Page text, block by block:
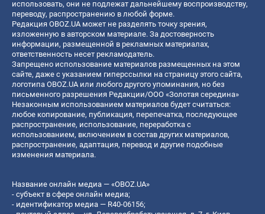
использовать, они не подлежат дальнейшему воспроизводству,
переводу, распространению в любой форме.
Редакция OBOZ.UA может не разделять точку зрения,
изложенную в авторском материале. За достоверность
информации, размещенной в рекламных материалах,
ответственность несет рекламодатель.
Запрещено использование материалов размещенных на этом
сайте, даже с указанием гиперссылки на страницу этого сайта,
логотипа OBOZ.UA или любого другого упоминания, но без
письменного разрешения Редакции/ООО «Золотая середина»
Незаконным использованием материалов будет считаться:
любое копирование, публикация, перепечатка, последующее
распространение, использование, переработка с
использованием, включением в состав других материалов,
распространение, адаптация, перевод и другие подобные
изменения материала.
Название онлайн медиа — «OBOZ.UA»
- субъект в сфере онлайн медиа;
- идентификатор медиа — R40-06156;